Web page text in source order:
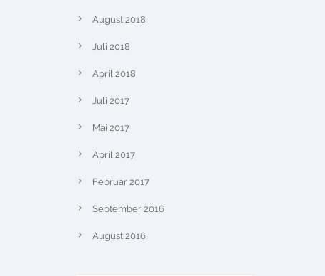
August 2018
Juli 2018
April 2018
Juli 2017
Mai 2017
April 2017
Februar 2017
September 2016
August 2016